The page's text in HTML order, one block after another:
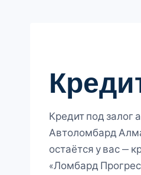
Кредит под залог
Автоломбард
остаётся у вас —
«Ломбард